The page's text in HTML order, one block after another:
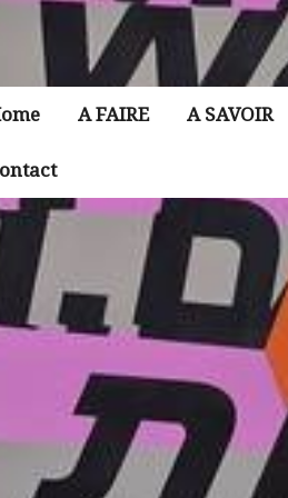
A FAIRE A SAVOIR